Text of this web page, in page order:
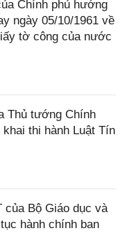
Chính phủ hướng
ngày 05/10/1961 về
tờ công của nước
Thủ tướng Chính
thi hành Luật Tín
Bộ Giáo dục và
hành chính ban